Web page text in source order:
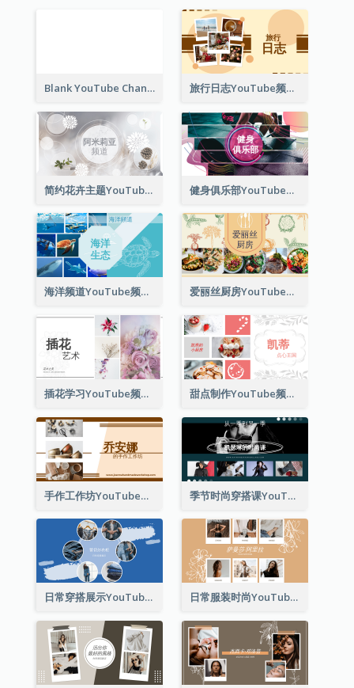
Blank YouTube Channel Art 旅行日志YouTube频道图片
简约花卉主题YouTube频道图片 健身俱乐部YouTube频道图片
海洋频道YouTube频道图片 爱丽丝厨房YouTube频道图片
插花学习YouTube频道图片 甜点制作YouTube频道图片
手作工作坊YouTube频道图片 季节时尚穿搭课YouTube频道图片
日常穿搭展示YouTube频道图片 日常服装时尚YouTube频道图片